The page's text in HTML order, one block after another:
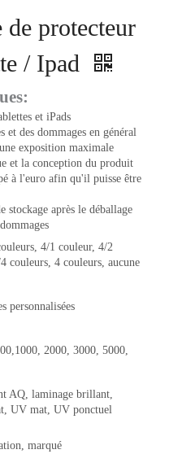
de protecteur
/ Ipad
et iPads
et des dommages en général
exposition maximale
et la conception du produit
à l'euro afin qu'il puisse être
stockage après le déballage
4/1 couleur, 4/2
couleurs, 4 couleurs, aucune
personnalisées
2000, 3000, 5000,
AQ, laminage brillant,
UV mat, UV ponctuel
marqué